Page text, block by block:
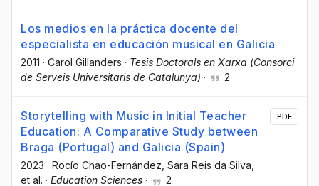
Los medios en la práctica docente del
especialista en educación musical en Galicia
2011 · Carol Gillanders · Tesis Doctorals en Xarxa (Consorci
de Serveis Universitaris de Catalunya) · 2
Storytelling with Music in Initial Teacher
Education: A Comparative Study between
Braga (Portugal) and Galicia (Spain)
2023 · Rocío Chao-Fernández, Sara Reis da Silva,
et al. · Education Sciences · 2
PDF